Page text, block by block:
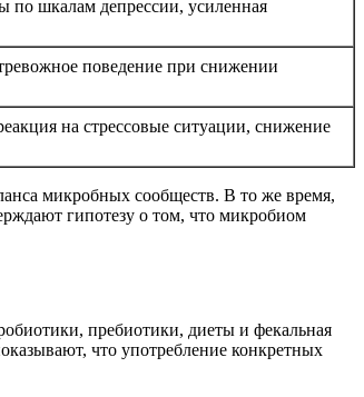
по шкалам депрессии, усиленная
поведение при снижении
на стрессовые ситуации, снижение
микробных сообществ. В то же время,
гипотезу о том, что микробиом
пребиотики, диеты и фекальная
что употребление конкретных